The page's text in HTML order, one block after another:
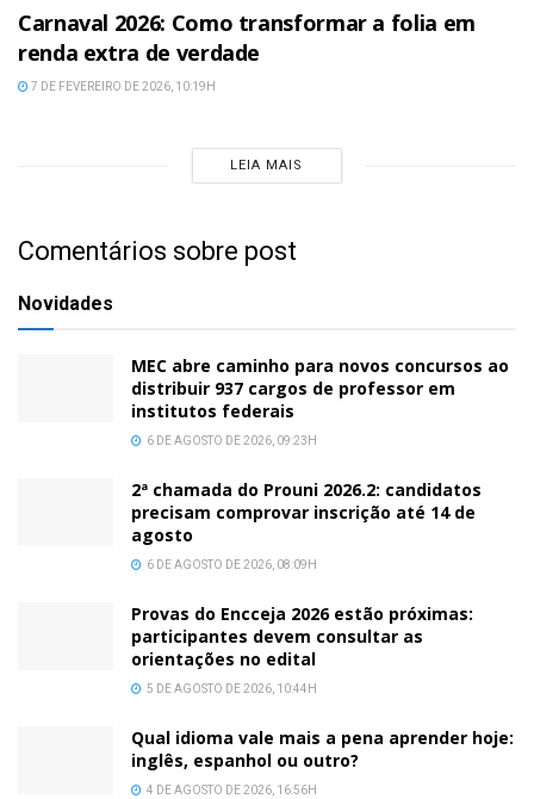
Carnaval 2026: Como transformar a folia em
renda extra de verdade
7 DE FEVEREIRO DE 2026, 10:19H
LEIA MAIS
Comentários sobre post
Novidades
MEC abre caminho para novos concursos ao
distribuir 937 cargos de professor em
institutos federais
6 DE AGOSTO DE 2026, 09:23H
2ª chamada do Prouni 2026.2: candidatos
precisam comprovar inscrição até 14 de
agosto
6 DE AGOSTO DE 2026, 08:09H
Provas do Encceja 2026 estão próximas:
participantes devem consultar as
orientações no edital
5 DE AGOSTO DE 2026, 10:44H
Qual idioma vale mais a pena aprender hoje:
inglês, espanhol ou outro?
4 DE AGOSTO DE 2026, 16:56H